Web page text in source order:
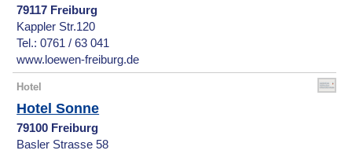
79117 Freiburg
Kappler Str.120
Tel.: 0761 / 63 041
www.loewen-freiburg.de
Hotel
Hotel Sonne
79100 Freiburg
Basler Strasse 58